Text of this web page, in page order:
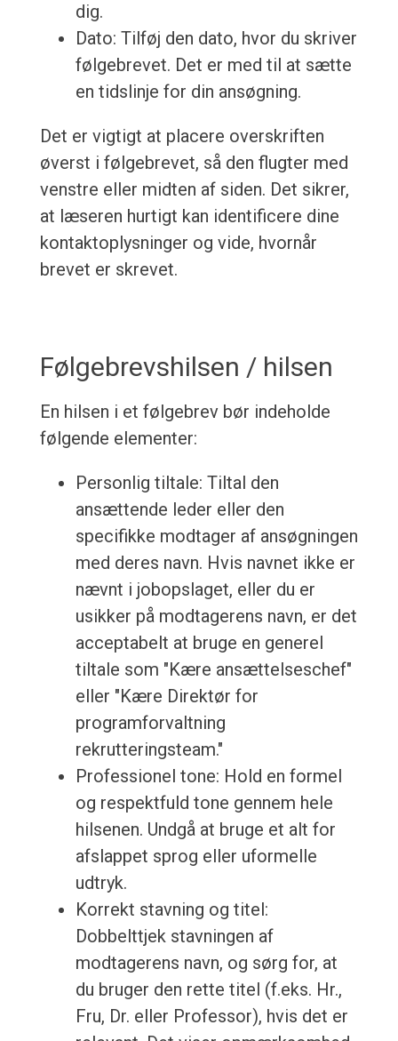
dig.
Dato: Tilføj den dato, hvor du skriver
følgebrevet. Det er med til at sætte
en tidslinje for din ansøgning.
Det er vigtigt at placere overskriften
øverst i følgebrevet, så den flugter med
venstre eller midten af siden. Det sikrer,
at læseren hurtigt kan identificere dine
kontaktoplysninger og vide, hvornår
brevet er skrevet.
Følgebrevshilsen / hilsen
En hilsen i et følgebrev bør indeholde
følgende elementer:
Personlig tiltale: Tiltal den
ansættende leder eller den
specifikke modtager af ansøgningen
med deres navn. Hvis navnet ikke er
nævnt i jobopslaget, eller du er
usikker på modtagerens navn, er det
acceptabelt at bruge en generel
tiltale som "Kære ansættelseschef"
eller "Kære Direktør for
programforvaltning
rekrutteringsteam."
Professionel tone: Hold en formel
og respektfuld tone gennem hele
hilsenen. Undgå at bruge et alt for
afslappet sprog eller uformelle
udtryk.
Korrekt stavning og titel:
Dobbelttjek stavningen af
modtagerens navn, og sørg for, at
du bruger den rette titel (f.eks. Hr.,
Fru, Dr. eller Professor), hvis det er